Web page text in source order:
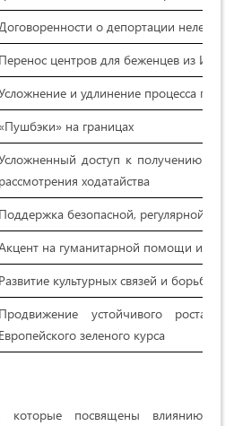
Договоренности о депортации
Перенос центров для беженцев из
и удлинение процесса
на границах
доступ к получению
рассмотрения ходатайства
Поддержка безопасной, регулярной и
на гуманитарной помощи и
Развитие культурных связей и борьба с
Продвижение устойчивого роста
Европейского зеленого курса​
которые посвящены влиянию